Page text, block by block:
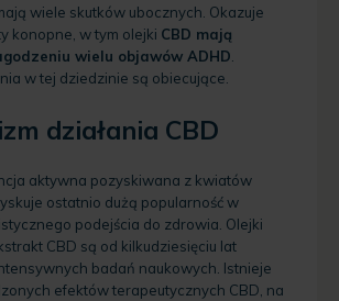
wiele skutków ubocznych. Okazuje
konopne, w tym olejki CBD mają
wielu objawów ADHD
w tej dziedzinie są obiecujące.
działania CBD
aktywna pozyskiwana z kwiatów
ostatnio dużą popularność w
podejścia do zdrowia. Olejki
CBD są od kilkudziesięciu lat
badań naukowych. Istnieje
efektów terapeutycznych CBD, na